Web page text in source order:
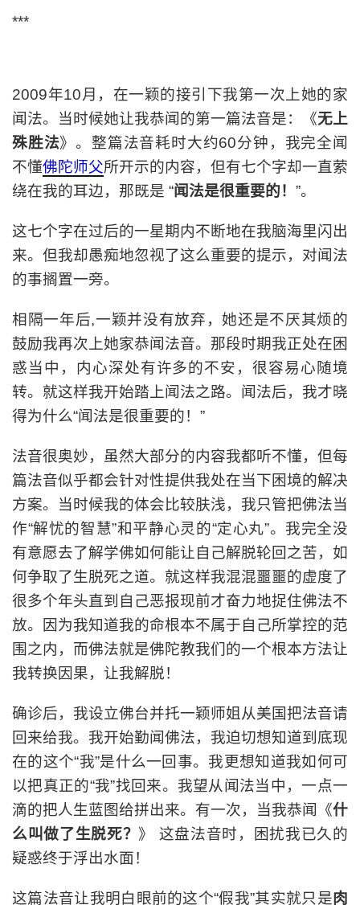
***
2009年10月，在一颖的接引下我第一次上她的家
闻法。当时候她让我恭闻的第一篇法音是：《无上
殊胜法》。整篇法音耗时大约60分钟，我完全闻
不懂佛陀师父所开示的内容，但有七个字却一直萦
绕在我的耳边，那既是 “闻法是很重要的！ ”。
这七个字在过后的一星期内不断地在我脑海里闪出
来。但我却愚痴地忽视了这么重要的提示，对闻法
的事搁置一旁。
相隔一年后,一颖并没有放弃，她还是不厌其烦的
鼓励我再次上她家恭闻法音。那段时期我正处在困
惑当中，内心深处有许多的不安，很容易心随境
转。就这样我开始踏上闻法之路。闻法后，我才晓
得为什么“闻法是很重要的！”
法音很奥妙，虽然大部分的内容我都听不懂，但每
篇法音似乎都会针对性提供我处在当下困境的解决
方案。当时候我的体会比较肤浅，我只管把佛法当
作“解忧的智慧”和平静心灵的“定心丸”。我完全没
有意愿去了解学佛如何能让自己解脱轮回之苦，如
何争取了生脱死之道。就这样我混混噩噩的虚度了
很多个年头直到自己恶报现前才奋力地捉住佛法不
放。因为我知道我的命根本不属于自己所掌控的范
围之内，而佛法就是佛陀教我们的一个根本方法让
我转换因果，让我解脱！
确诊后，我设立佛台并托一颖师姐从美国把法音请
回来给我。我开始勤闻佛法，我迫切想知道到底现
在的这个“我”是什么一回事。我更想知道我如何可
以把真正的“我”找回来。我望从闻法当中，一点一
滴的把人生蓝图给拼出来。有一次，当我恭闻《什
么叫做了生脱死？ 》 这盘法音时，困扰我已久的
疑惑终于浮出水面！
这篇法音让我明白眼前的这个“假我”其实就只是肉